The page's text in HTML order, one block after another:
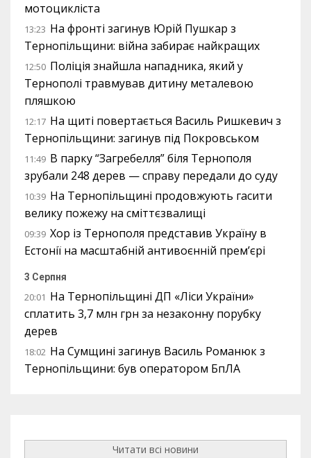
мотоцикліста
13:23 На фронті загинув Юрій Пушкар з
Тернопільщини: війна забирає найкращих
12:50 Поліція знайшла нападника, який у
Тернополі травмував дитину металевою
пляшкою
12:17 На щиті повертається Василь Ришкевич з
Тернопільщини: загинув під Покровськом
11:49 В парку “Загребелля” біля Тернополя
зрубали 248 дерев — справу передали до суду
10:39 На Тернопільщині продовжують гасити
велику пожежу на сміттєзвалищі
09:39 Хор із Тернополя представив Україну в
Естонії на масштабній антивоєнній прем’єрі
3 Серпня
20:01 На Тернопільщині ДП «Ліси України»
сплатить 3,7 млн грн за незаконну порубку
дерев
18:02 На Сумщині загинув Василь Романюк з
Тернопільщини: був оператором БпЛА
Читати всі новини